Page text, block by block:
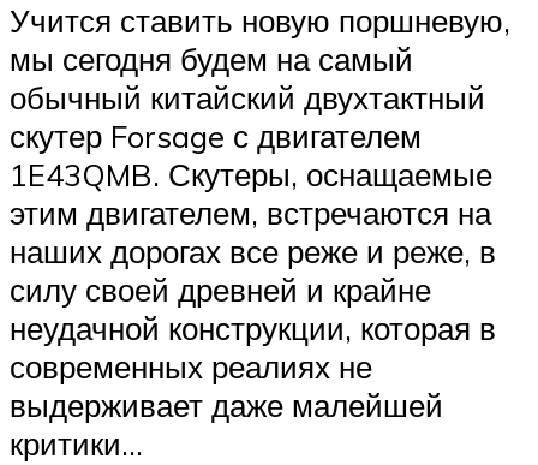
Учится ставить новую поршневую,
мы сегодня будем на самый
обычный китайский двухтактный
скутер Forsage с двигателем
1E43QMB. Скутеры, оснащаемые
этим двигателем, встречаются на
наших дорогах все реже и реже, в
силу своей древней и крайне
неудачной конструкции, которая в
современных реалиях не
выдерживает даже малейшей
критики…